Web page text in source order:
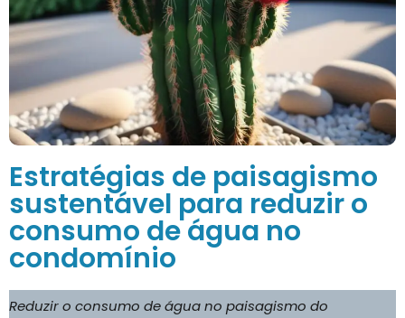
Estratégias de paisagismo
sustentável para reduzir o
consumo de água no
condomínio
Reduzir o consumo de água no paisagismo do